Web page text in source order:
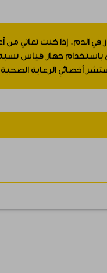
في الدم. إذا كنت تعاني
جهاز قياس
أخصائي الرعاية